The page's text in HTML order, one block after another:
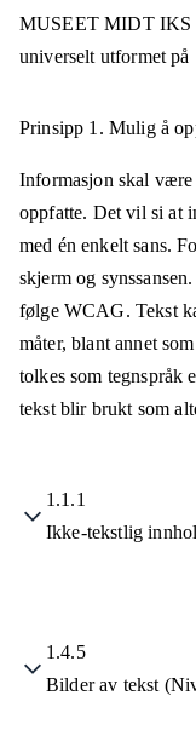
MUSEET MIDT IKS
universelt utformet på
Prinsipp 1. Mulig å
Informasjon skal være
oppfatte. Det vil si at
med én enkelt sans.
skjerm og
følge WCAG. Tekst
måter, blant annet
tolkes som tegnspråk
tekst blir brukt som
1.1.1
Ikke-tekstlig
1.4.5
Bilder av tekst